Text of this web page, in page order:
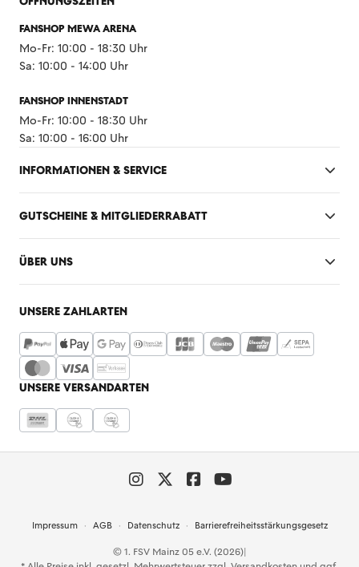
FANSHOP MEWA ARENA
Mo-Fr: 10:00 - 18:30 Uhr
Sa: 10:00 - 14:00 Uhr
FANSHOP INNENSTADT
Mo-Fr: 10:00 - 18:30 Uhr
Sa: 10:00 - 16:00 Uhr
INFORMATIONEN & SERVICE
GUTSCHEINE & MITGLIEDERRABATT
ÜBER UNS
UNSERE ZAHLARTEN
UNSERE VERSANDARTEN
Impressum AGB Datenschutz Barrierefreiheitsstärkungsgesetz
© 1. FSV Mainz 05 e.V. (2026)|